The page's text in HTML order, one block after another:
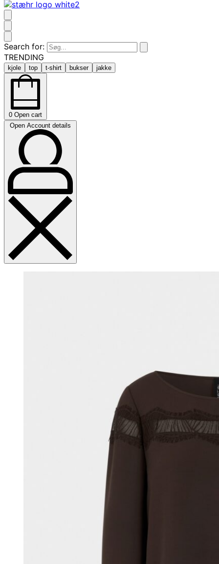
Search for:
TRENDING
kjole top t-shirt bukser jakke
0 Open cart
Open Account details